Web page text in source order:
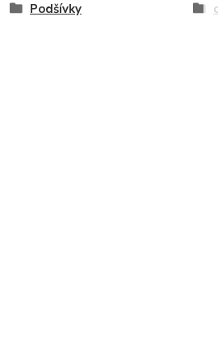
Podšívky